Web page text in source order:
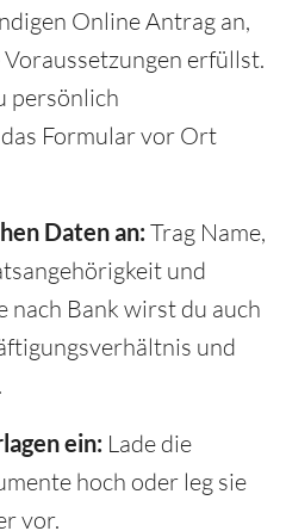
Online Antrag an,
erfüllst.
persönlich
Formular vor Ort
Daten an: Trag Name,
und
nach Bank wirst du auch
und
ein: Lade die
hoch oder leg sie
vor.